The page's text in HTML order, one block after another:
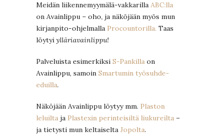
Meidän liikennemyymälä-vakkarilla ABC:lla
on Avainlippu – oho, ja näköjään myös mun
kirjanpito-ohjelmalla Procountorilla. Taas
löytyi ylläriavainlippu!
Palveluista esimerkiksi S-Pankilla on
Avainlippu, samoin Smartumin työsuhde-
eduilla.
Näköjään Avainlippu löytyy mm. Plaston
leluilta ja Plastexin perinteisiltä liukureilta –
ja tietysti mun keltaiselta Jopolta.